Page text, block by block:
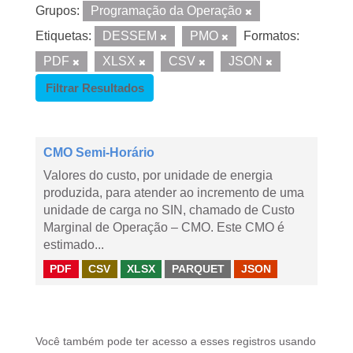
Grupos:
Programação da Operação
Etiquetas:
DESSEM PMO
Formatos:
PDF
XLSX CSV
JSON
Filtrar Resultados
CMO Semi-Horário
Valores do custo, por unidade de energia
produzida, para atender ao incremento de uma
unidade de carga no SIN, chamado de Custo
Marginal de Operação – CMO. Este CMO é
estimado...
PDF CSV XLSX PARQUET JSON
Você também pode ter acesso a esses registros usando